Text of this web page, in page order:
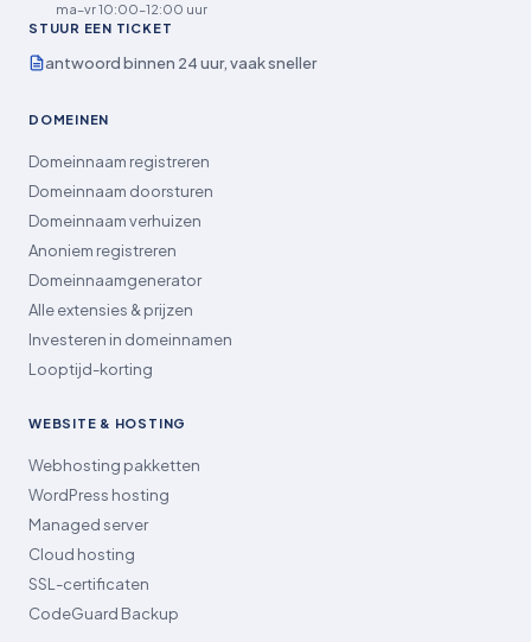
ma–vr 10:00–12:00 uur
STUUR EEN TICKET
antwoord binnen 24 uur, vaak sneller
DOMEINEN
Domeinnaam registreren
Domeinnaam doorsturen
Domeinnaam verhuizen
Anoniem registreren
Domeinnaamgenerator
Alle extensies & prijzen
Investeren in domeinnamen
Looptijd-korting
WEBSITE & HOSTING
Webhosting pakketten
WordPress hosting
Managed server
Cloud hosting
SSL-certificaten
CodeGuard Backup